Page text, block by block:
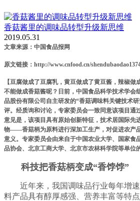
香菇酱里的调味品转型升级新思维
2019.05.31
文章来源：中国食品报网
原文链接：http://www.cnfood.cn/
【豆腐做成了豆腐乳，黄豆做成了黄豆酱，辣椒
不能做成香菇酱呢？日前，中国食品科学技术学会
品股份有限公司自主研发的“香菇调味料关键技术
评。经质询和讨论，专家委员会一致同意该项目通
意见是，该项目具有原始创新特征，技术居国际先
物——香菇柄为原料进行深加工生产，对促进农产
意义。专家委员会由来自于中国农业大学、国家食
品协会、北京工商大学、北京市农林科学院等单位
科技把香菇柄变成“香饽饽”
近年来，我国调味品行业每年增速
料产品具有醇厚感强、营养丰富等特